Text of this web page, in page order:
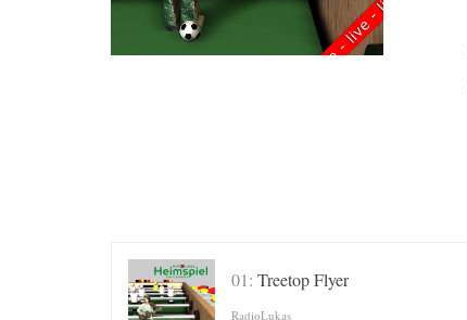
01: Treetop Flyer
RadioLukas